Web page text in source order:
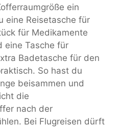
ein
eine Reisetasche für
für Medikamente
eine Tasche für
Badetasche für den
So hast du
beisammen und
die
nach der
Bei Flugreisen dürft